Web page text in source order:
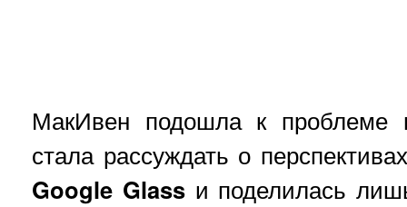
МакИвен подошла к проблеме
стала рассуждать о
Google Glassи поделилась